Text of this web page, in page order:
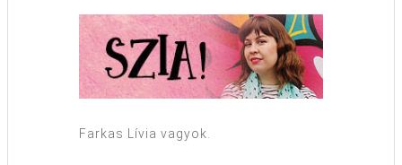
Farkas Lívia vagyok.